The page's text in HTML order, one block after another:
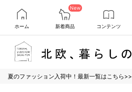
ホーム
New
新着商品 コンテンツ
夏のファッション入荷中！最新一覧はこちら>>